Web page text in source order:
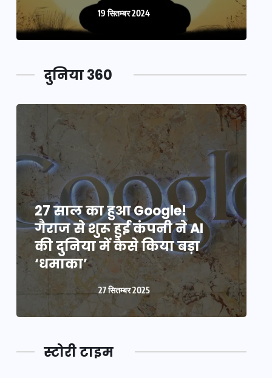
19 सितम्बर 2024
दुनिया 360
27 साल का हुआ Google!
गैराज से शुरू हुई कंपनी ने AI
की दुनिया में कैसे किया बड़ा
‘धमाका’
27 सितम्बर 2025
स्टोरी टाइम